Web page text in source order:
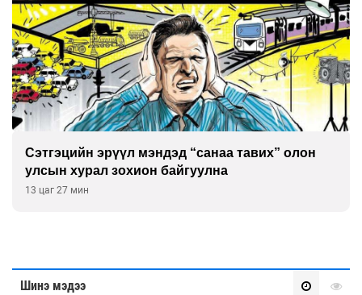
Сэтгэцийн эрүүл мэндэд “санаа тавих” олон
улсын хурал зохион байгуулна
13 цаг 27 мин
Шинэ мэдээ